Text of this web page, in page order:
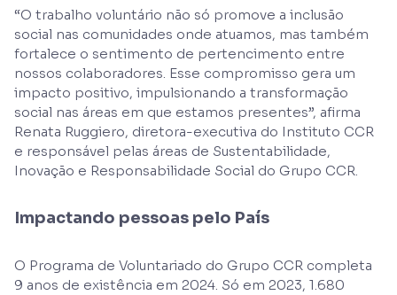
“O trabalho voluntário não só promove a inclusão
social nas comunidades onde atuamos, mas também
fortalece o sentimento de pertencimento entre
nossos colaboradores. Esse compromisso gera um
impacto positivo, impulsionando a transformação
social nas áreas em que estamos presentes”, afirma
Renata Ruggiero, diretora-executiva do Instituto CCR
e responsável pelas áreas de Sustentabilidade,
Inovação e Responsabilidade Social do Grupo CCR.
Impactando pessoas pelo País
O Programa de Voluntariado do Grupo CCR completa
9 anos de existência em 2024. Só em 2023, 1.680